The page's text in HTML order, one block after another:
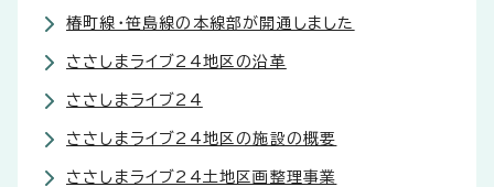
椿町線・笹島線の本線部が開通しました
ささしまライブ24地区の沿革
ささしまライブ24
ささしまライブ24地区の施設の概要
ささしまライブ24土地区画整理事業